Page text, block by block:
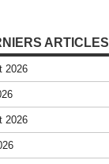
ARTICLES
2026
2026